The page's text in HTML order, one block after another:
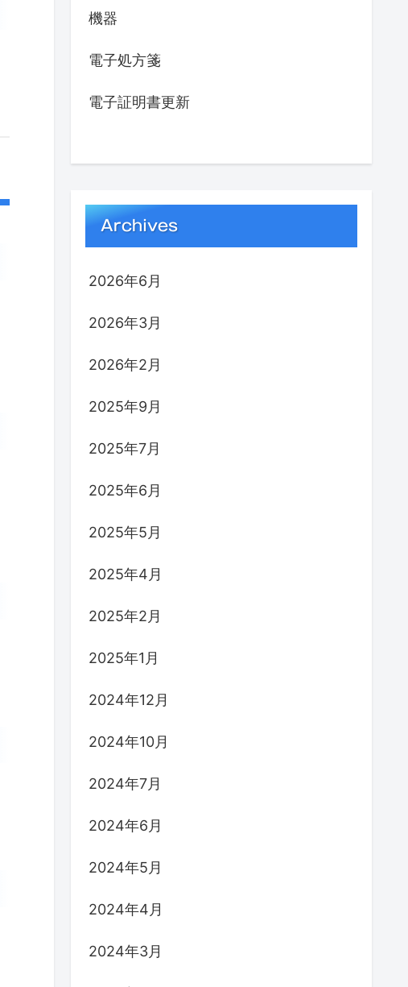
機器
電子処方箋
電子証明書更新
Archives
2026年6月
2026年3月
2026年2月
2025年9月
2025年7月
2025年6月
2025年5月
2025年4月
2025年2月
2025年1月
2024年12月
2024年10月
2024年7月
2024年6月
2024年5月
2024年4月
2024年3月